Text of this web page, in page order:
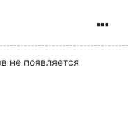
не появляется